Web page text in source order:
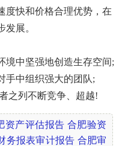
度快和价格合理优势，在
展。
中坚强地创造生存空间;
手中组织强大的团队;
列不断竞争、超越!
资产评估报告 合肥验资
务报表审计报告 合肥审